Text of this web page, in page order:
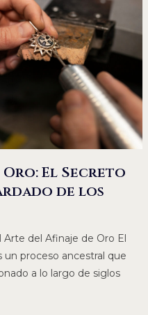
Oro: El Secreto
de los
Arte del Afinaje de Oro El
un proceso ancestral que
a lo largo de siglos